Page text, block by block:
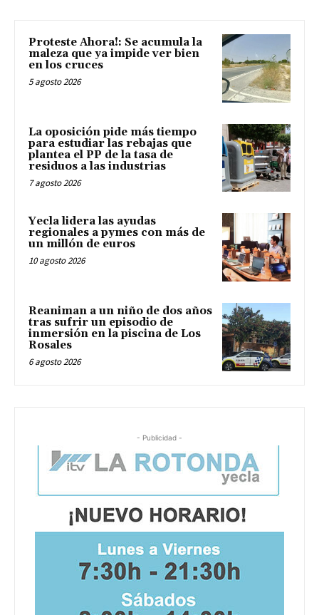
Proteste Ahora!: Se acumula la
maleza que ya impide ver bien
en los cruces
5 agosto 2026
La oposición pide más tiempo
para estudiar las rebajas que
plantea el PP de la tasa de
residuos a las industrias
7 agosto 2026
Yecla lidera las ayudas
regionales a pymes con más de
un millón de euros
10 agosto 2026
Reaniman a un niño de dos años
tras sufrir un episodio de
inmersión en la piscina de Los
Rosales
6 agosto 2026
- Publicidad -